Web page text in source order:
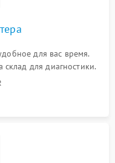
для вас время.
для диагностики.